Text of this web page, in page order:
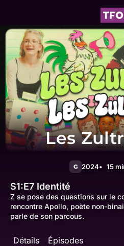
Les
G 2024 15
S1:E7 Identité
Z se pose des questions sur le
rencontre Apollo, poète non-
parle de son parcous.
Détails Épisodes